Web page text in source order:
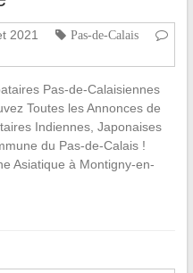
2021
Pas-de-Calais
Pas-de-Calaisiennes
Toutes les Annonces de
Indiennes, Japonaises
du Pas-de-Calais !
Asiatique à Montigny-en-